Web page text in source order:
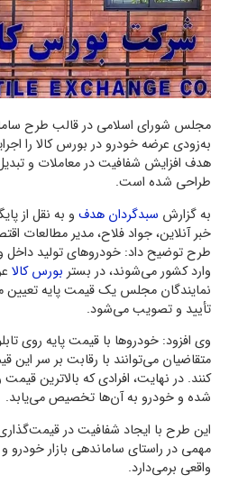
مجلس شورای اسلامی در قالب طرح
به‌زودی عرضه خودرو در بورس کالا را
هدف افزایش شفافیت در معاملات و
طراحی شده است.
به گزارش سبدگردان هدف و به نقل از
خبر آنلاین، جواد فلاح، مدیر مطالعات
طرح توضیح داد: خودروهای تولید داخل
وارد کشور می‌شوند، در بستر بورس کالا
نمایندگان مجلس یک قیمت پایه تعیین
تأیید و تصویب می‌شود.
وی افزود: خودروها با قیمت پایه روی
متقاضیان می‌توانند با رقابت بر سر این
کنند. در نهایت، افرادی که بالاترین
شده و خودرو به آن‌ها تخصیص می‌یابد.
این طرح با ایجاد شفافیت در
مهمی در راستای ساماندهی بازار خودرو
واقعی برمی‌دارد.